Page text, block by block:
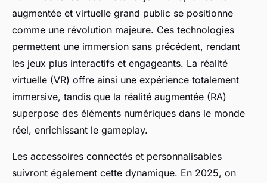
augmentée et virtuelle grand public se positionne
comme une révolution majeure. Ces technologies
permettent une immersion sans précédent, rendant
les jeux plus interactifs et engageants. La réalité
virtuelle (VR) offre ainsi une expérience totalement
immersive, tandis que la réalité augmentée (RA)
superpose des éléments numériques dans le monde
réel, enrichissant le gameplay.
Les accessoires connectés et personnalisables
suivront également cette dynamique. En 2025, on